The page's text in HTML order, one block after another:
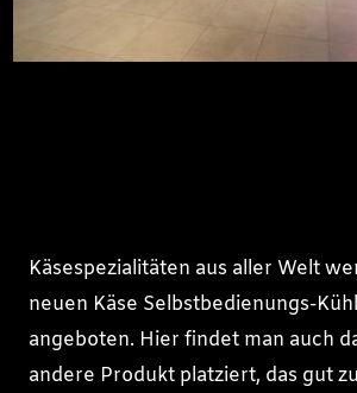
Käsespezialitäten aus aller Welt
neuen Käse Selbstbedienungs-
angeboten. Hier findet man auch
andere Produkt platziert, das gut